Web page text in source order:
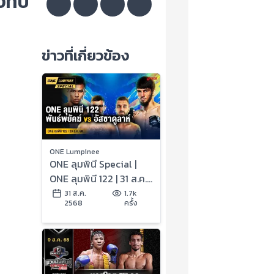
ข่าวที่เกี่ยวข้อง
ONE Lumpinee
ONE ลุมพินี Special |
ONE ลุมพินี 122 | 31 ส.ค.
2568 | Ch7HD
31 ส.ค.
2568
1.7k
ครั้ง